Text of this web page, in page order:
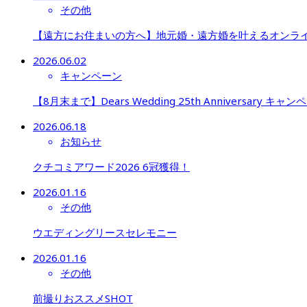
その他
【遠方にお住まいの方へ】地元婚・遠方婚を叶えるオンラ
2026.06.02
キャンペーン
【8月末まで】Dears Wedding 25th Anniversary キャン
2026.06.18
お知らせ
クチコミアワード2026 6冠獲得！
2026.01.16
その他
ウエディングリースセレモニー
2026.01.16
その他
前撮りおススメSHOT